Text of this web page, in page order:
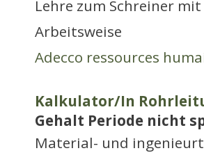
Lehre zum Schreiner mit
Arbeitsweise
Adecco ressources
Kalkulator/In
Gehalt Periode nicht
Material- und